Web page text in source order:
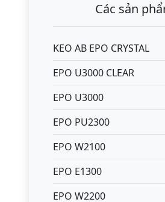
Các sản
KEO AB EPO CRYSTAL
EPO U3000 CLEAR
EPO U3000
EPO PU2300
EPO W2100
EPO E1300
EPO W2200